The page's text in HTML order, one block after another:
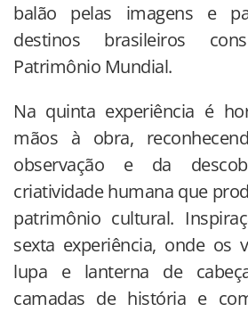
balão pelas imagens e
destinos brasileiros
Patrimônio Mundial.
Na quinta experiência é
mãos à obra,
observação e da
criatividade humana que
patrimônio cultural.
sexta experiência, onde os
lupa e lanterna de
camadas de história e